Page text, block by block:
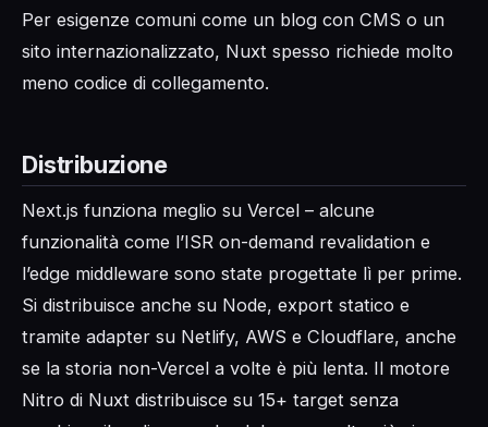
Per esigenze comuni come un blog con CMS o un
sito internazionalizzato, Nuxt spesso richiede molto
meno codice di collegamento.
Distribuzione
Next.js funziona meglio su Vercel – alcune
funzionalità come l’ISR on-demand revalidation e
l’edge middleware sono state progettate lì per prime.
Si distribuisce anche su Node, export statico e
tramite adapter su Netlify, AWS e Cloudflare, anche
se la storia non-Vercel a volte è più lenta. Il motore
Nitro di Nuxt distribuisce su 15+ target senza